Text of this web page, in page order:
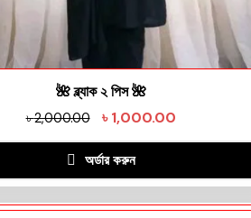
🌺 ব্ল্যাক ২ পিস 🌺
৳2,000.00 ৳1,000.00
অর্ডার করুন